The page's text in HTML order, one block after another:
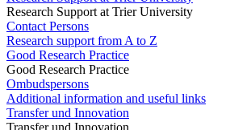
Research Support at Trier University
Contact Persons
Research support from A to Z
Good Research Practice
Good Research Practice
Ombudspersons
Additional information and useful links
Transfer und Innovation
Transfer und Innovation